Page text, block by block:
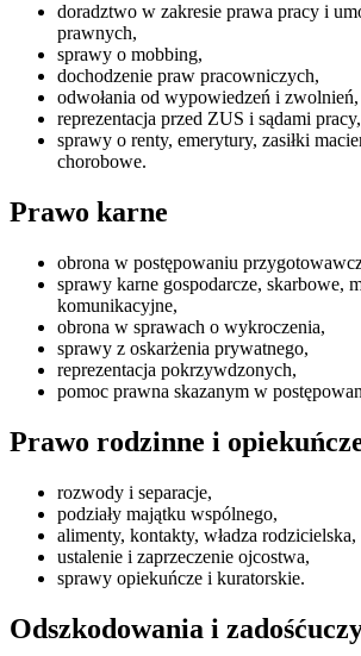
doradztwo w zakresie prawa pracy i
prawnych,
sprawy o mobbing,
dochodzenie praw pracowniczych,
odwołania od wypowiedzeń i zwolnień,
reprezentacja przed ZUS i sądami pracy,
sprawy o renty, emerytury, zasiłki
chorobowe.
Prawo karne
obrona w postępowaniu
sprawy karne gospodarcze, skarbowe,
komunikacyjne,
obrona w sprawach o wykroczenia,
sprawy z oskarżenia prywatnego,
reprezentacja pokrzywdzonych,
pomoc prawna skazanym w
Prawo rodzinne i
rozwody i separacje,
podziały majątku wspólnego,
alimenty, kontakty, władza rodzicielska,
ustalenie i zaprzeczenie ojcostwa,
sprawy opiekuńcze i kuratorskie.
Odszkodowania i